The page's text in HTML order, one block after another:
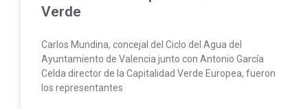
Verde
Carlos Mundina, concejal del Ciclo del Agua del
Ayuntamiento de Valencia junto con Antonio García
Celda director de la Capitalidad Verde Europea, fueron
los representantes